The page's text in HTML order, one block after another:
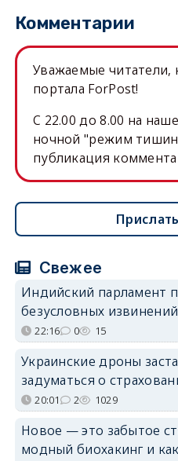
Комментарии
Уважаемые
портала ForPost!
C 22.00 до 8.00 на
ночной "режим
публикация
Свежее
Индийский парламент
безусловных
22:16 0 15
Украинские дроны
задуматься о
20:01 2 1029
Новое — это забытое
модный биохакинг и